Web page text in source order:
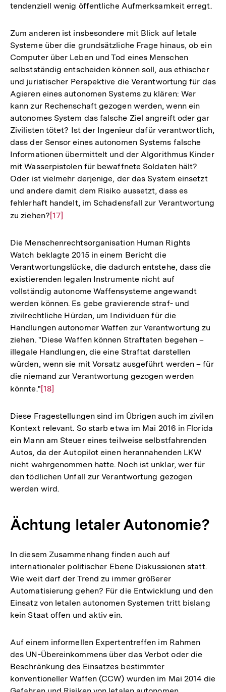
Fußnote
tendenziell wenig öffentliche Aufmerksamkeit erregt.
Zum anderen ist insbesondere mit Blick auf letale
Systeme über die grundsätzliche Frage hinaus, ob ein
Computer über Leben und Tod eines Menschen
selbstständig entscheiden können soll, aus ethischer
und juristischer Perspektive die Verantwortung für das
Agieren eines autonomen Systems zu klären: Wer
kann zur Rechenschaft gezogen werden, wenn ein
autonomes System das falsche Ziel angreift oder gar
Zivilisten tötet? Ist der Ingenieur dafür verantwortlich,
dass der Sensor eines autonomen Systems falsche
Informationen übermittelt und der Algorithmus Kinder
mit Wasserpistolen für bewaffnete Soldaten hält?
Oder ist vielmehr derjenige, der das System einsetzt
und andere damit dem Risiko aussetzt, dass es
fehlerhaft handelt, im Schadensfall zur Verantwortung
zu ziehen?Zur
der
Fußnote
[17]
Die Menschenrechtsorganisation Human Rights
Watch beklagte 2015 in einem Bericht die
Verantwortungslücke, die dadurch entstehe, dass die
existierenden legalen Instrumente nicht auf
vollständig autonome Waffensysteme angewandt
werden können. Es gebe gravierende straf- und
zivilrechtliche Hürden, um Individuen für die
Handlungen autonomer Waffen zur Verantwortung zu
ziehen. "Diese Waffen können Straftaten begehen –
illegale Handlungen, die eine Straftat darstellen
würden, wenn sie mit Vorsatz ausgeführt werden – für
die niemand zur Verantwortung gezogen werden
könnte."Zur
der
Fußnote
[18]
Diese Fragestellungen sind im Übrigen auch im zivilen
Kontext relevant. So starb etwa im Mai 2016 in Florida
ein Mann am Steuer eines teilweise selbstfahrenden
Autos, da der Autopilot einen herannahenden LKW
nicht wahrgenommen hatte. Noch ist unklar, wer für
den tödlichen Unfall zur Verantwortung gezogen
werden wird.
Ächtung letaler Autonomie?
In diesem Zusammenhang finden auch auf
internationaler politischer Ebene Diskussionen statt.
Wie weit darf der Trend zu immer größerer
Automatisierung gehen? Für die Entwicklung und den
Einsatz von letalen autonomen Systemen tritt bislang
kein Staat offen und aktiv ein.
Auf einem informellen Expertentreffen im Rahmen
des UN-Übereinkommens über das Verbot oder die
Beschränkung des Einsatzes bestimmter
konventioneller Waffen (CCW) wurden im Mai 2014 die